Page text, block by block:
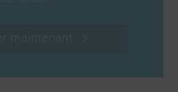
maintenant